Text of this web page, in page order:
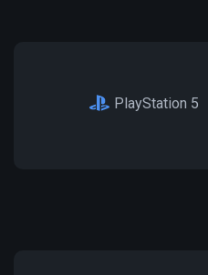
PlayStation 5